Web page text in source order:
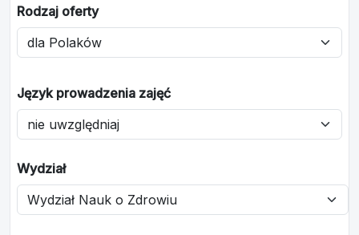
Rodzaj oferty
Język prowadzenia zajęć
Wydział